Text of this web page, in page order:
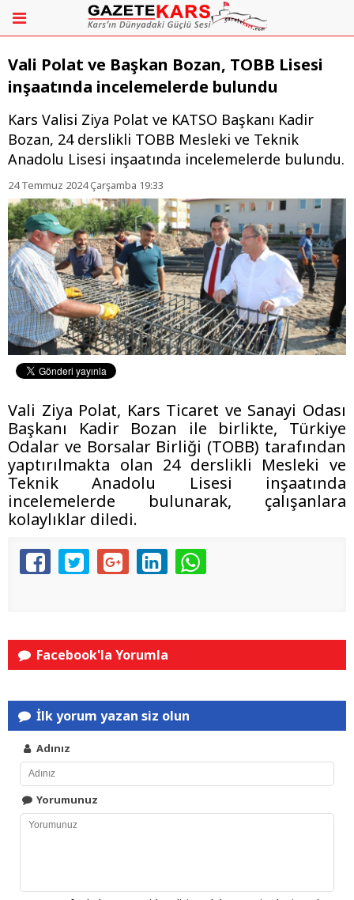
Vali Polat ve Başkan Bozan, TOBB Lisesi
inşaatında incelemelerde bulundu
Kars Valisi Ziya Polat ve KATSO Başkanı Kadir
Bozan, 24 derslikli TOBB Mesleki ve Teknik
Anadolu Lisesi inşaatında incelemelerde bulundu.
24 Temmuz 2024 Çarşamba 19:33
Vali Ziya Polat, Kars Ticaret ve Sanayi Odası
Başkanı Kadir Bozan ile birlikte, Türkiye
Odalar ve Borsalar Birliği (TOBB) tarafından
yaptırılmakta olan 24 derslikli Mesleki ve
Teknik Anadolu Lisesi inşaatında
incelemelerde bulunarak, çalışanlara
kolaylıklar diledi.
Facebook'la Yorumla
İlk yorum yazan siz olun
Adınız
Yorumunuz